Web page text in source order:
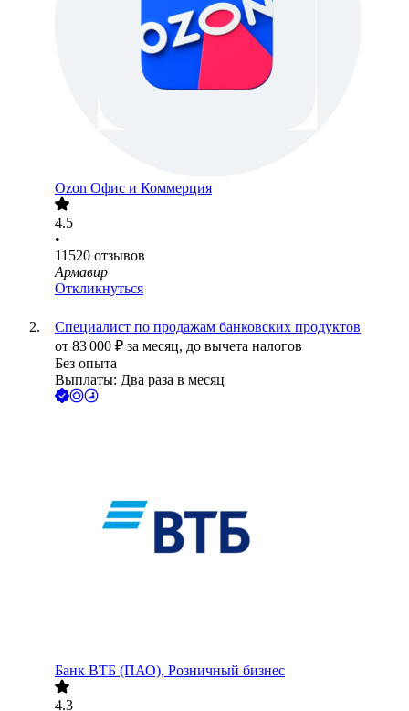
Ozon Офис и Коммерция
4.5
•
11520 отзывов
Армавир
Откликнуться
Специалист по продажам банковских продуктов
от 83 000 ₽ за месяц, до вычета налогов
Без опыта
Выплаты: Два раза в месяц
Банк ВТБ (ПАО), Розничный бизнес
4.3